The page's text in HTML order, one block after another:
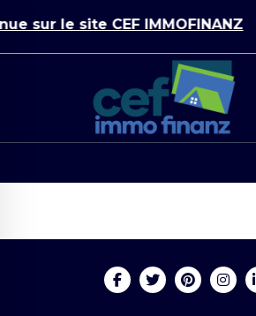
sur le site CEF IMMOFINANZ